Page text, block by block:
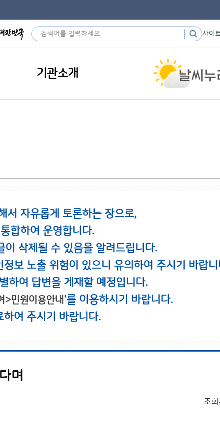
사이
기관소개
서 자유롭게 토론하는 장으로,
합하여 운영합니다.
삭제될 수 있음을 알려드립니다.
보 노출 위험이 있으니 유의하여 주시기 바랍니
하여 답변을 게재할 예정입니다.
>민원이용안내'를 이용하시기 바랍니다.
여 주시기 바랍니다.
며
조회